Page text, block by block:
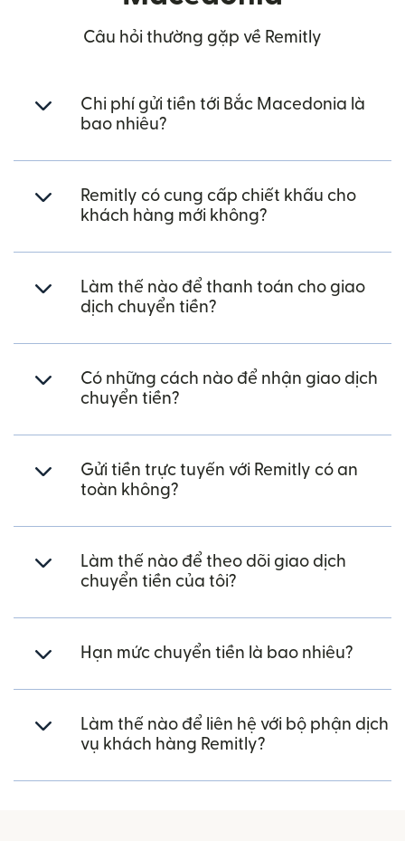
Câu hỏi thường gặp về Remitly
Chi phí gửi tiền tới Bắc Macedonia là
bao nhiêu?
Remitly có cung cấp chiết khấu cho
khách hàng mới không?
Làm thế nào để thanh toán cho giao
dịch chuyển tiền?
Có những cách nào để nhận giao dịch
chuyển tiền?
Gửi tiền trực tuyến với Remitly có an
toàn không?
Làm thế nào để theo dõi giao dịch
chuyển tiền của tôi?
Hạn mức chuyển tiền là bao nhiêu?
Làm thế nào để liên hệ với bộ phận dịch
vụ khách hàng Remitly?